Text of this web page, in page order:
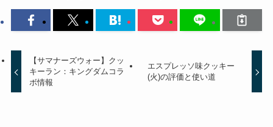
【サマナーズウォー】クッ
キーラン：キングダムコラ
ボ情報
エスプレッソ味クッキー
(火)の評価と使い道